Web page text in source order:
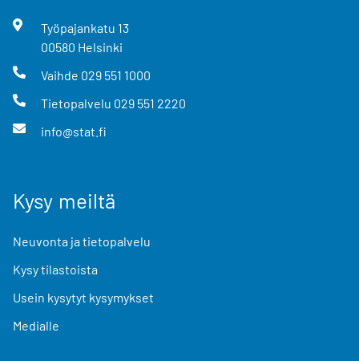
Työpajankatu 13
00580 Helsinki
Vaihde 029 551 1000
Tietopalvelu 029 551 2220
info@stat.fi
Kysy meiltä
Neuvonta ja tietopalvelu
Kysy tilastoista
Usein kysytyt kysymykset
Medialle